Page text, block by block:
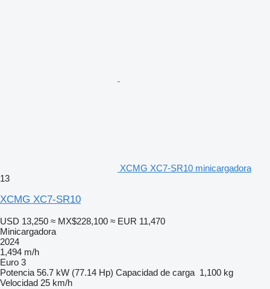
XCMG XC7-SR10 minicargadora
13
XCMG XC7-SR10
USD 13,250 ≈ MX$228,100 ≈ EUR 11,470
Minicargadora
2024
1,494 m/h
Euro 3
Potencia 56.7 kW (77.14 Hp) Capacidad de carga 1,100 kg
Velocidad 25 km/h